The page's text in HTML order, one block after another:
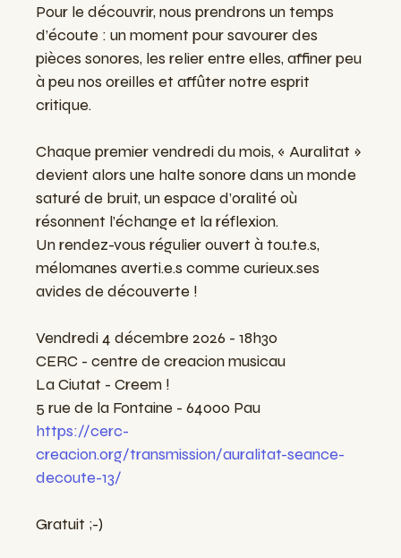
Pour le découvrir, nous prendrons un temps
d’écoute : un moment pour savourer des
pièces sonores, les relier entre elles, affiner peu
à peu nos oreilles et affûter notre esprit
critique.
Chaque premier vendredi du mois, « Auralitat »
devient alors une halte sonore dans un monde
saturé de bruit, un espace d’oralité où
résonnent l’échange et la réflexion.
Un rendez-vous régulier ouvert à tou.te.s,
mélomanes averti.e.s comme curieux.ses
avides de découverte !
Vendredi 4 décembre 2026 - 18h30
CERC - centre de creacion musicau
La Ciutat - Creem !
5 rue de la Fontaine - 64000 Pau
https://cerc-
creacion.org/transmission/auralitat-seance-
decoute-13/
Gratuit ;-)